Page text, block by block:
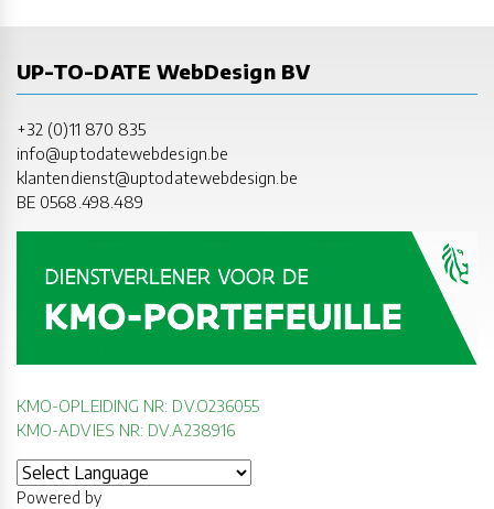
UP-TO-DATE WebDesign BV
+32 (0)11 870 835
info@uptodatewebdesign.be
klantendienst@uptodatewebdesign.be
BE 0568.498.489
KMO-OPLEIDING NR: DV.O236055
KMO-ADVIES NR: DV.A238916
Powered by